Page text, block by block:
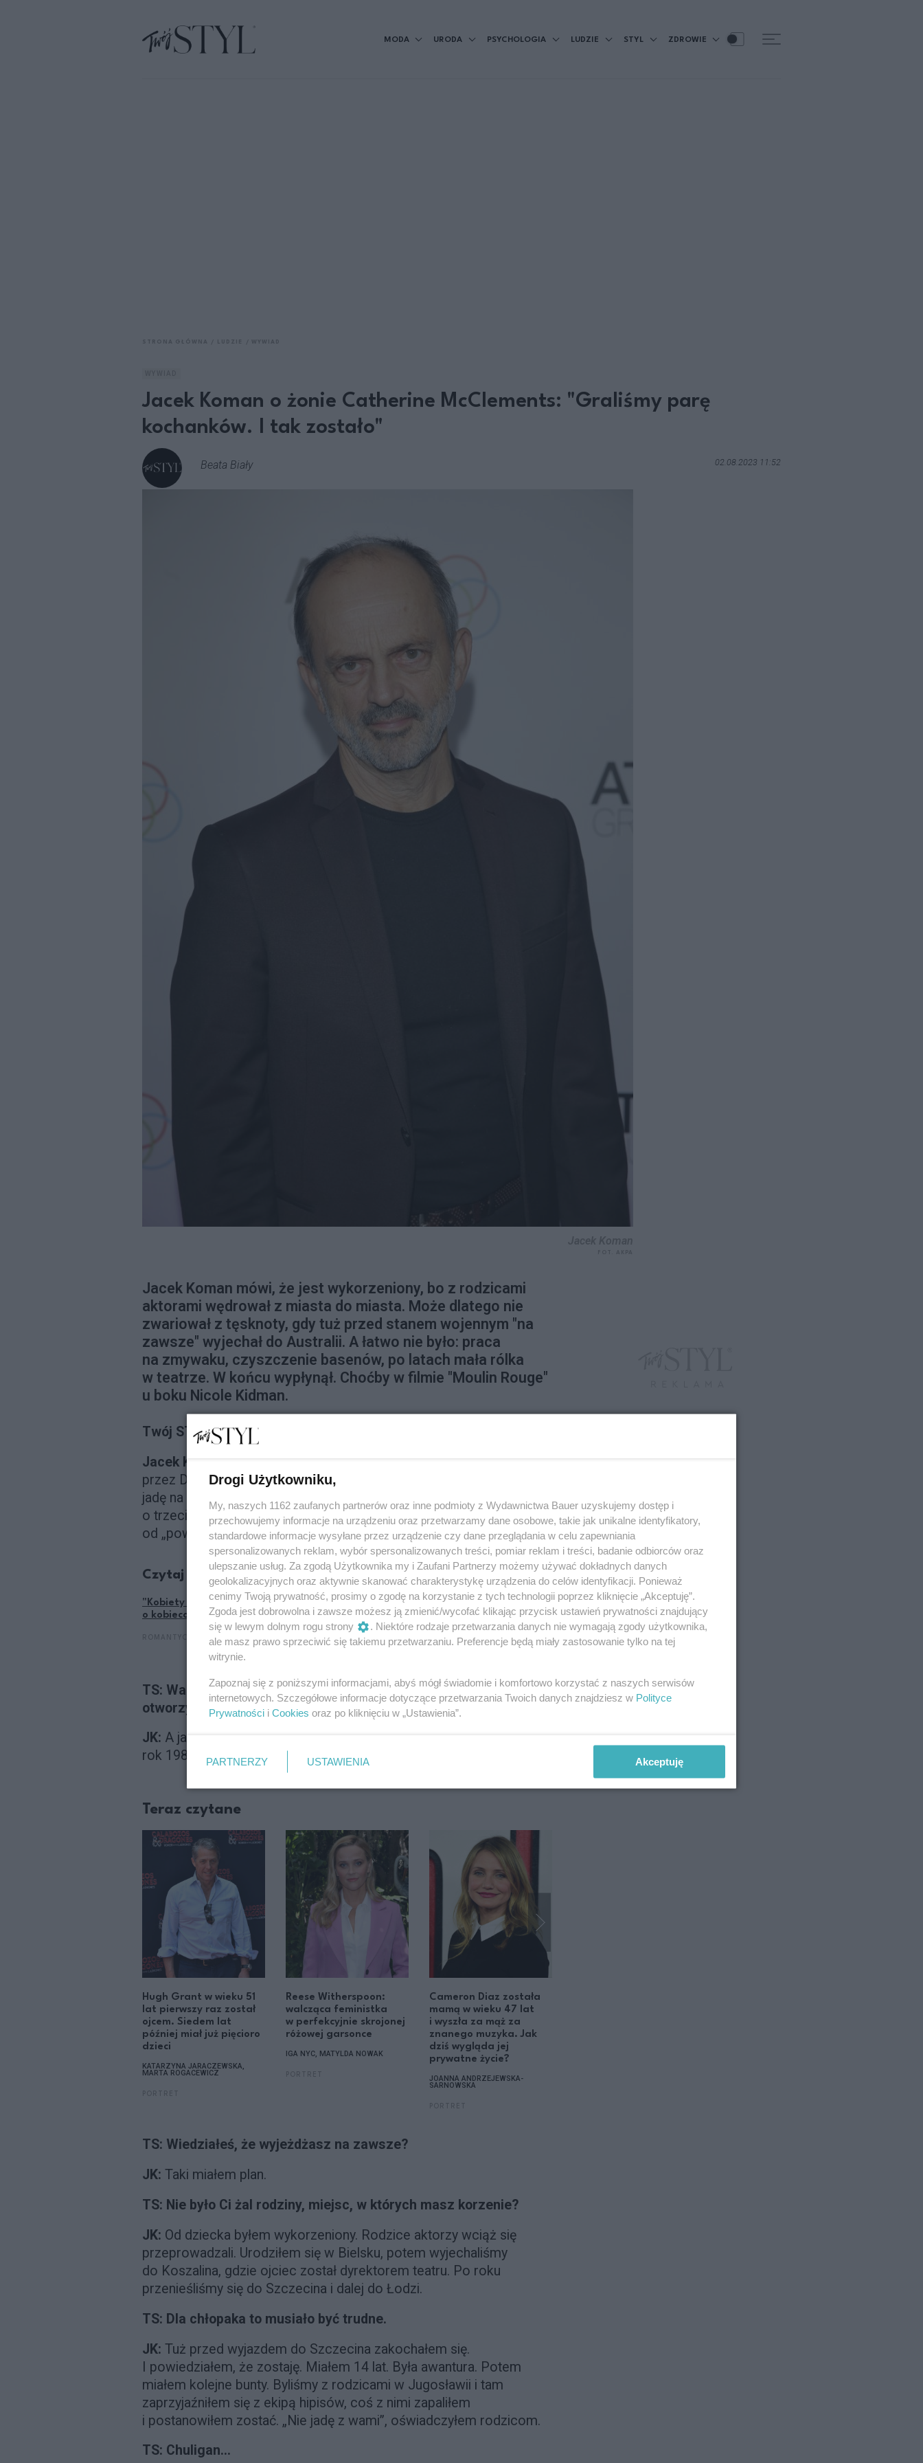
MODA URODA PSYCHOLOGIA LUDZIE STYL ZDROWIE
Jacek Koman o żonie Catherine McClements: "Graliśmy parę
kochanków. I tak zostało"
Beata Biały 02.08.2023 11:52
Jacek Koman mówi, że jest wykorzeniony, bo z rodzicami
aktorami wędrował z miasta do miasta. Może dlatego nie
zwariował z tęsknoty, gdy tuż przed stanem wojennym "na
zawsze" wyjechał do Australii. A łatwo nie było: praca
na zmywaku, czyszczenie basenów, po latach mała rólka
w teatrze. W końcu wypłynął. Choćby w filmie "Moulin Rouge"
u boku Nicole Kidman.
Twój STYL: Długo leci się z Australii do Polski?
Jacek Koman:
przez Dubaj albo Abu Dhabi, tylko dobę. Czasem więc prosto z lotniska
jadę na plan. Ale zegar biologiczny przestawia się kilka dni. Budzę się
o trzeciej w nocy i snuję po domu. Czytam książki albo robię sesję jogi,
od „powitania słońca” po „śavasanę”.
Czytaj także:
"Kobiety w pewnym wieku obniżają oczekiwania. Niesłusznie", Helen Fielding
o kobiecości po pięćdziesiątce
TS: Warto było uciekać tak daleko? Po debiucieu Machulskiego
otworzyły się drzwi do kariery...
JK: A ja się bałem, że zatrzasną się drzwi do wolności. Był przecież
rok 1980. I rzeczywiście, rok później klatka się zamknęła.
Teraz czytane
Hugh Grant w wieku 51
lat pierwszy raz został
ojcem. Siedem lat
później miał już pięcioro
dzieci
KATARZYNA JARACZEWSKA,
MARTA ROGACEWICZ
Reese Witherspoon:
walcząca feministka
w perfekcyjnie skrojonej
różowej garsonce
IGA NYC, MATYLDA NOWAK
Cameron Diaz została
mamą w wieku 47 lat
i wyszła za mąż za
znanego muzyka. Jak
dziś wygląda jej
prywatne życie?
JOANNA ANDRZEJEWSKA-
SARNOWSKA
TS: Wiedziałeś, że wyjeżdżasz na zawsze?
JK: Taki miałem plan.
TS: Nie było Ci żal rodziny, miejsc, w których masz korzenie?
JK: Od dziecka byłem wykorzeniony. Rodzice aktorzy wciąż się
przeprowadzali. Urodziłem się w Bielsku, potem wyjechaliśmy
do Koszalina, gdzie ojciec został dyrektorem teatru. Po roku
przenieśliśmy się do Szczecina i dalej do Łodzi.
TS: Dla chłopaka to musiało być trudne.
JK: Tuż przed wyjazdem do Szczecina zakochałem się.
I powiedziałem, że zostaję. Miałem 14 lat. Była awantura. Potem
miałem kolejne bunty. Byliśmy z rodzicami w Jugosławii i tam
zaprzyjaźniłem się z ekipą hipisów, coś z nimi zapaliłem
i postanowiłem zostać. „Nie jadę z wami”, oświadczyłem rodzicom.
TS: Chuligan...
Drogi Użytkowniku,
My, naszych 1162 zaufanych partnerów oraz inne podmioty z Wydawnictwa Bauer uzyskujemy dostęp i
przechowujemy informacje na urządzeniu oraz przetwarzamy dane osobowe, takie jak unikalne identyfikatory,
standardowe informacje wysyłane przez urządzenie czy dane przeglądania w celu zapewniania
spersonalizowanych reklam, wybór spersonalizowanych treści, pomiar reklam i treści, badanie odbiorców oraz
ulepszanie usług. Za zgodą Użytkownika my i Zaufani Partnerzy możemy używać dokładnych danych
geolokalizacyjnych oraz aktywnie skanować charakterystykę urządzenia do celów identyfikacji. Ponieważ
cenimy Twoją prywatność, prosimy o zgodę na korzystanie z tych technologii poprzez kliknięcie „Akceptuję”.
Zgoda jest dobrowolna i zawsze możesz ją zmienić/wycofać klikając przycisk ustawień prywatności znajdujący
się w lewym dolnym rogu strony
. Niektóre rodzaje przetwarzania danych nie wymagają zgody użytkownika,
ale masz prawo sprzeciwić się takiemu przetwarzaniu. Preferencje będą miały zastosowanie tylko na tej
witrynie.
Zapoznaj się z poniższymi informacjami, abyś mógł świadomie i komfortowo korzystać z naszych serwisów
internetowych. Szczegółowe informacje dotyczące przetwarzania Twoich danych znajdziesz w Polityce
Prywatności i Cookies oraz po kliknięciu w „Ustawienia”.
PARTNERZY USTAWIENIA Akceptuję